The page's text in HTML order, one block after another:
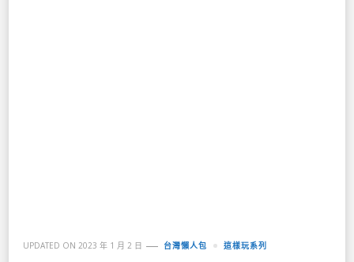
UPDATED ON 2023 年 1 月 2 日 台灣懶人包 這樣玩系列